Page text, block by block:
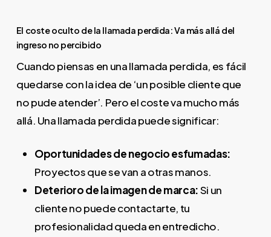
El coste oculto de la llamada perdida: Va más allá del
ingreso no percibido
Cuando piensas en una llamada perdida, es fácil
quedarse con la idea de ‘un posible cliente que
no pude atender’. Pero el coste va mucho más
allá. Una llamada perdida puede significar:
Oportunidades de negocio esfumadas:
Proyectos que se van a otras manos.
Deterioro de la imagen de marca:Si un
cliente no puede contactarte, tu
profesionalidad queda en entredicho.